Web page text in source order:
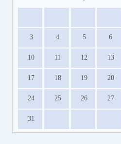
3 4 5 6
10 11 12 13
17 18 19 20
24 25 26 27
31